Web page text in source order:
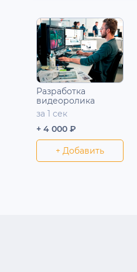
Разработка
видеоролика
за 1 сек
+ 4 000 ₽
+ Добавить